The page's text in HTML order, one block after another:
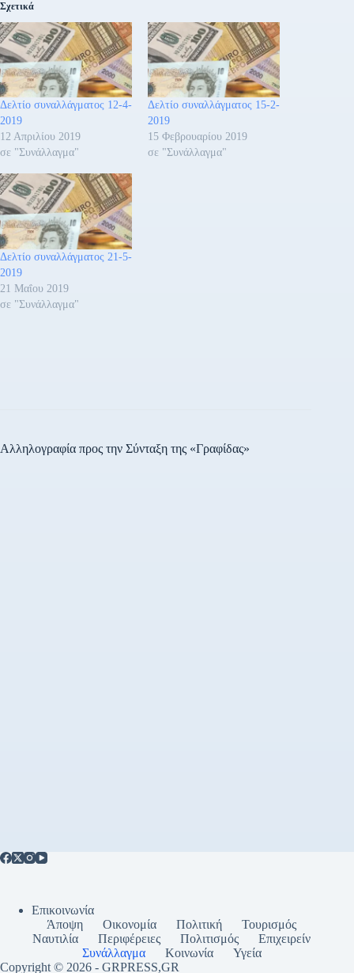
Σχετικά
Δελτίο συναλλάγματος 12-4-
2019
12 Απριλίου 2019
σε "Συνάλλαγμα"
Δελτίο συναλλάγματος 15-2-
2019
15 Φεβρουαρίου 2019
σε "Συνάλλαγμα"
Δελτίο συναλλάγματος 21-5-
2019
21 Μαΐου 2019
σε "Συνάλλαγμα"
Αλληλογραφία προς την Σύνταξη της «Γραφίδας»
Επικοινωνία
Άποψη
Οικονομία Πολιτική
Τουρισμός
Ναυτιλία
Περιφέρειες Πολιτισμός
Επιχειρείν
Συνάλλαγμα
Κοινωνία
Υγεία
Copyright © 2026 - GRPRESS,GR